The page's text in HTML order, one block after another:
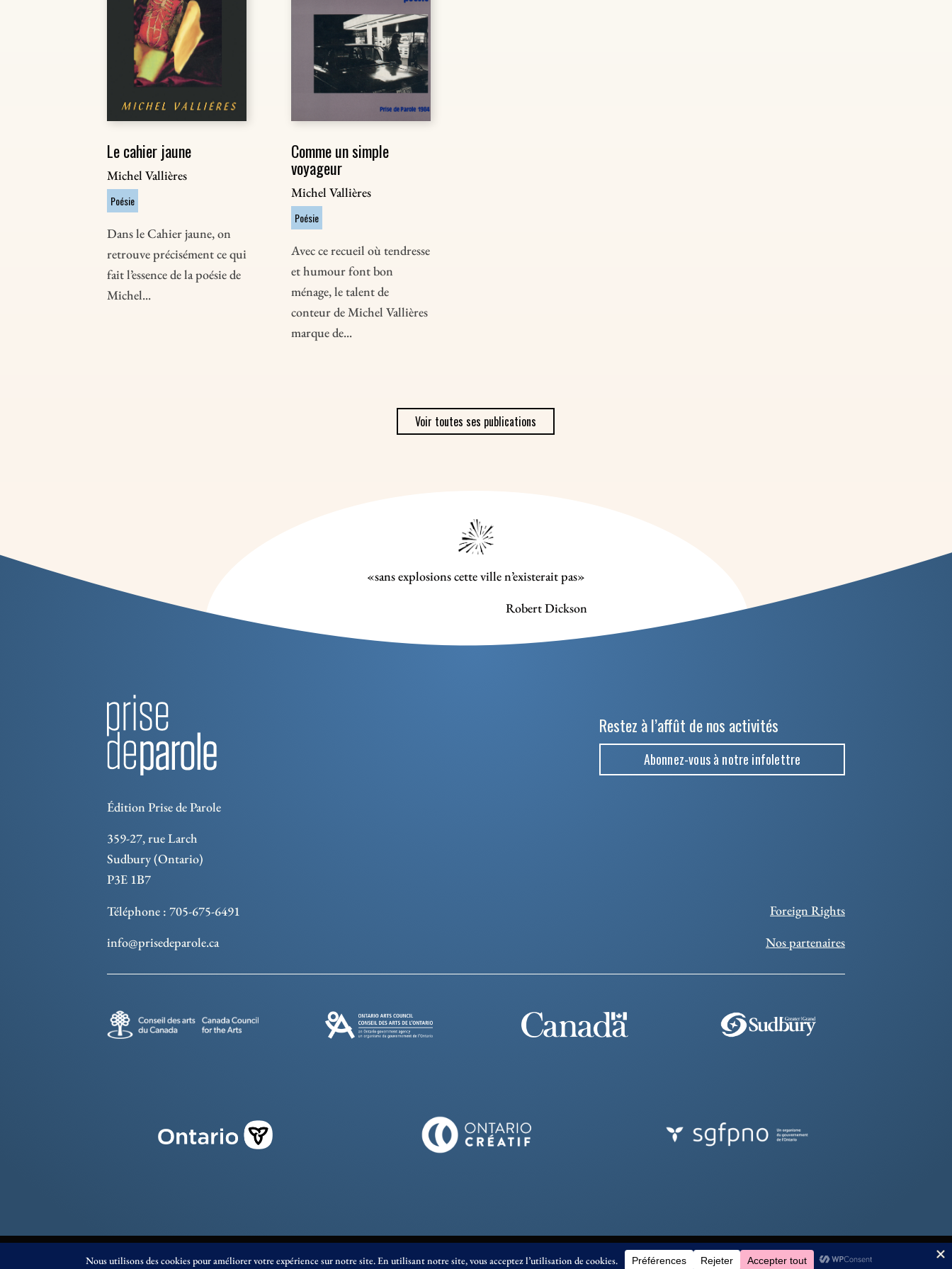
Le cahier jaune
Michel Vallières
Poésie
Dans le Cahier jaune, on
retrouve précisément ce qui
fait l’essence de la poésie de
Michel...
Comme un simple
voyageur
Michel Vallières
Poésie
Avec ce recueil où tendresse
et humour font bon
ménage, le talent de
conteur de Michel Vallières
marque de...
Voir toutes ses publications
«sans explosions cette ville n’existerait pas»
Robert Dickson
Édition Prise de Parole
359-27, rue Larch
Sudbury (Ontario)
P3E 1B7
Téléphone : 705-675-6491
info@prisedeparole.ca
Restez à l’affût de nos activités
Abonnez-vous à notre infolettre
Foreign Rights
Nos partenaires
© Éditions Prise de Parole 2023